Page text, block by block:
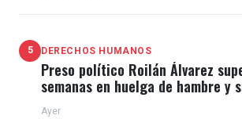
5 DERECHOS HUMANOS
Preso político Roilán Álvarez
semanas en huelga de hambre y
deteriora
Ayer